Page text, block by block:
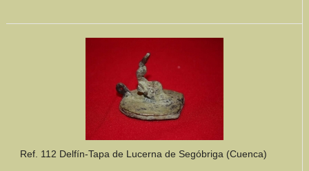
Ref. 112 Delfín-Tapa de Lucerna de Segóbriga (Cuenca)